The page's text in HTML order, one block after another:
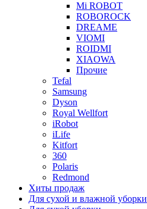
Mi ROBOT
ROBOROCK
DREAME
VIOMI
ROIDMI
XIAOWA
Прочие
Tefal
Samsung
Dyson
Royal Wellfort
iRobot
iLife
Kitfort
360
Polaris
Redmond
Хиты продаж
Для сухой и влажной уборки